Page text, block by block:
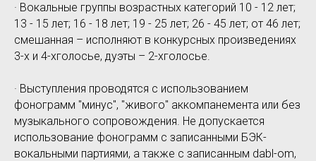
· Вокальные группы возрастных категорий 10 - 12 лет;
13 - 15 лет; 16 - 18 лет; 19 - 25 лет; 26 - 45 лет; от 46 лет;
смешанная – исполняют в конкурсных произведениях
3-х и 4-хголосье, дуэты – 2-хголосье.
· Выступления проводятся с использованием
фонограмм "минус", "живого" аккомпанемента или без
музыкального сопровождения. Не допускается
использование фонограмм с записанными БЭК-
вокальными партиями, а также с записанным dabl-om,